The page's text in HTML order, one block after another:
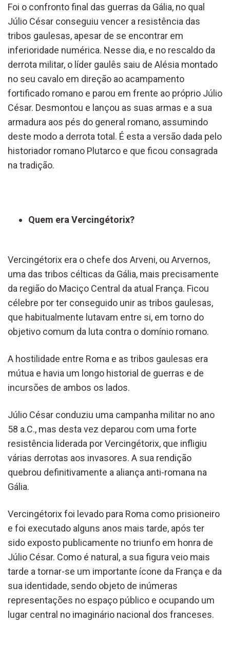
Foi o confronto final das guerras da Gália, no qual
Júlio César conseguiu vencer a resistência das
tribos gaulesas, apesar de se encontrar em
inferioridade numérica. Nesse dia, e no rescaldo da
derrota militar, o líder gaulês saiu de Alésia montado
no seu cavalo em direção ao acampamento
fortificado romano e parou em frente ao próprio Júlio
César. Desmontou e lançou as suas armas e a sua
armadura aos pés do general romano, assumindo
deste modo a derrota total. É esta a versão dada pelo
historiador romano Plutarco e que ficou consagrada
na tradição.
Quem era Vercingétorix?
Vercingétorix era o chefe dos Arveni, ou Arvernos,
uma das tribos célticas da Gália, mais precisamente
da região do Maciço Central da atual França. Ficou
célebre por ter conseguido unir as tribos gaulesas,
que habitualmente lutavam entre si, em torno do
objetivo comum da luta contra o domínio romano.
A hostilidade entre Roma e as tribos gaulesas era
mútua e havia um longo historial de guerras e de
incursões de ambos os lados.
Júlio César conduziu uma campanha militar no ano
58 a.C., mas desta vez deparou com uma forte
resistência liderada por Vercingétorix, que infligiu
várias derrotas aos invasores. A sua rendição
quebrou definitivamente a aliança anti-romana na
Gália.
Vercingétorix foi levado para Roma como prisioneiro
e foi executado alguns anos mais tarde, após ter
sido exposto publicamente no triunfo em honra de
Júlio César. Como é natural, a sua figura veio mais
tarde a tornar-se um importante ícone da França e da
sua identidade, sendo objeto de inúmeras
representações no espaço público e ocupando um
lugar central no imaginário nacional dos franceses.